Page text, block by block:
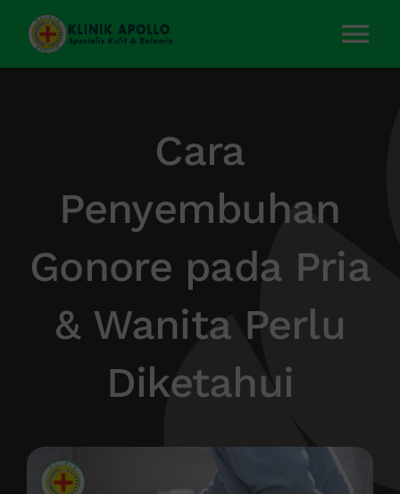
Skip
content
Tentang Kami
Artikel
Kontak Kami
Cara
Penyembuhan
Gonore pada Pria
& Wanita Perlu
Diketahui